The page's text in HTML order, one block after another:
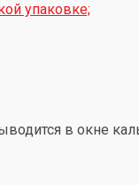
упаковке;
в окне